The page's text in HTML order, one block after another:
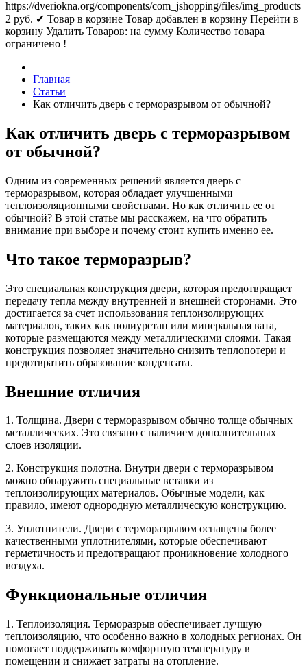
https://dveriokna.org/components/com_jshopping/files/img_products
2 руб. ✔ Товар в корзине Товар добавлен в корзину Перейти в
корзину Удалить Товаров: на сумму Количество товара
ограничено !
Главная
Статьи
Как отличить дверь с терморазрывом от обычной?
Как отличить дверь с терморазрывом
от обычной?
Одним из современных решений является дверь с
терморазрывом, которая обладает улучшенными
теплоизоляционными свойствами. Но как отличить ее от
обычной? В этой статье мы расскажем, на что обратить
внимание при выборе и почему стоит купить именно ее.
Что такое терморазрыв?
Это специальная конструкция двери, которая предотвращает
передачу тепла между внутренней и внешней сторонами. Это
достигается за счет использования теплоизолирующих
материалов, таких как полиуретан или минеральная вата,
которые размещаются между металлическими слоями. Такая
конструкция позволяет значительно снизить теплопотери и
предотвратить образование конденсата.
Внешние отличия
1. Толщина. Двери с терморазрывом обычно толще обычных
металлических. Это связано с наличием дополнительных
слоев изоляции.
2. Конструкция полотна. Внутри двери с терморазрывом
можно обнаружить специальные вставки из
теплоизолирующих материалов. Обычные модели, как
правило, имеют однородную металлическую конструкцию.
3. Уплотнители. Двери с терморазрывом оснащены более
качественными уплотнителями, которые обеспечивают
герметичность и предотвращают проникновение холодного
воздуха.
Функциональные отличия
1. Теплоизоляция. Терморазрыв обеспечивает лучшую
теплоизоляцию, что особенно важно в холодных регионах. Он
помогает поддерживать комфортную температуру в
помещении и снижает затраты на отопление.